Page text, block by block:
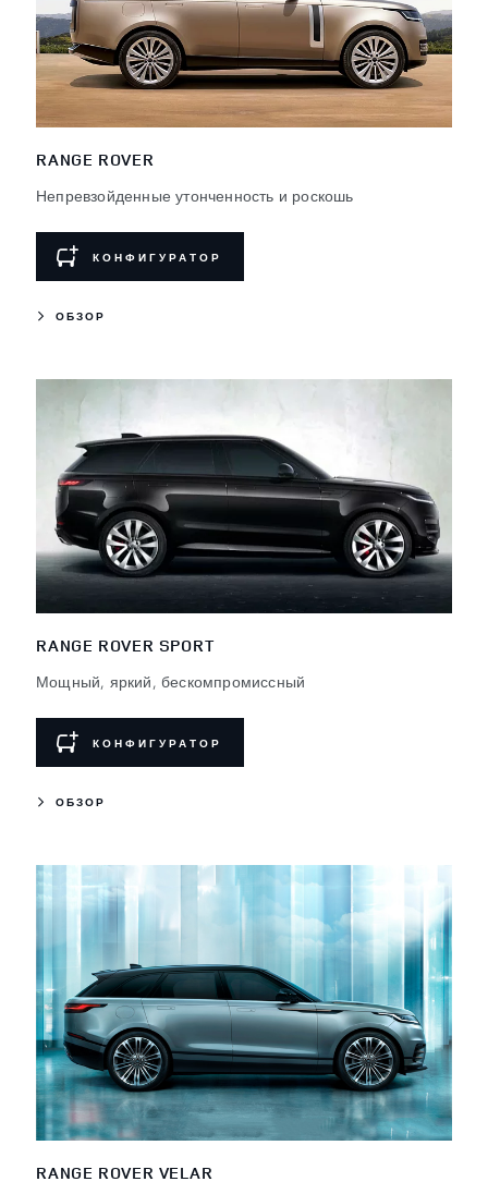
RANGE ROVER
Непревзойденные утонченность и роскошь
КОНФИГУРАТОР
ОБЗОР
RANGE ROVER SPORT
Мощный, яркий, бескомпромиссный
КОНФИГУРАТОР
ОБЗОР
RANGE ROVER VELAR